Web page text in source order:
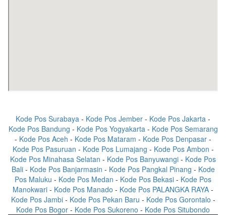
Kode Pos Surabaya - Kode Pos Jember - Kode Pos Jakarta -
Kode Pos Bandung - Kode Pos Yogyakarta- Kode Pos Semarang
- Kode Pos Aceh - Kode Pos Mataram - Kode Pos Denpasar -
Kode Pos Pasuruan - Kode Pos Lumajang - Kode Pos Ambon -
Kode Pos Minahasa Selatan - Kode Pos Banyuwangi - Kode Pos
Bali- Kode Pos Banjarmasin - Kode Pos Pangkal Pinang - Kode
Pos Maluku - Kode Pos Medan - Kode Pos Bekasi - Kode Pos
Manokwari - Kode Pos Manado - Kode Pos PALANGKA RAYA -
Kode Pos Jambi- Kode Pos Pekan Baru - Kode Pos Gorontalo -
Kode Pos Bogor - Kode Pos Sukoreno - Kode Pos Situbondo